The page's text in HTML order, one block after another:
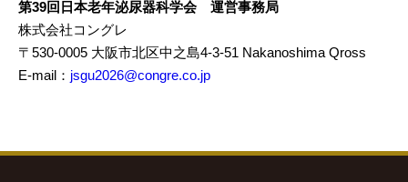
第39回日本老年泌尿器科学会 運営事務局
株式会社コングレ
〒530-0005 大阪市北区中之島4-3-51 Nakanoshima Qross
E-mail： jsgu2026@congre.co.jp